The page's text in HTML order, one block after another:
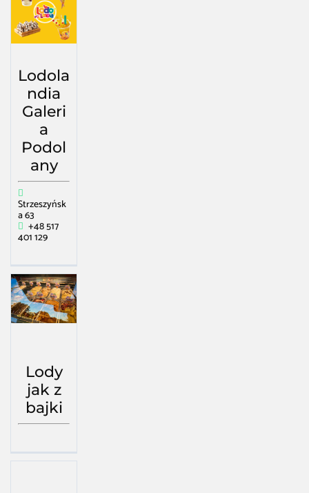
Lodola
ndia
Galeri
a
Podol
any
Strzeszyńsk
a 63
+48 517
401 129
Lody
jak z
bajki